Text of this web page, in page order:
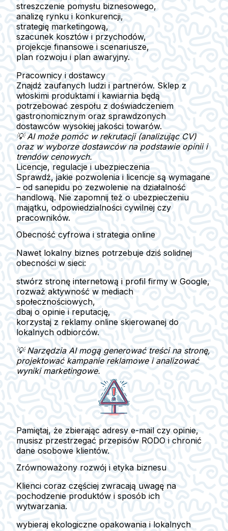
streszczenie pomysłu biznesowego,
analizę rynku i konkurencji,
strategię marketingową,
szacunek kosztów i przychodów,
projekcje finansowe i scenariusze,
plan rozwoju i plan awaryjny.
Pracownicy i dostawcy
Znajdź zaufanych ludzi i partnerów. Sklep z
włoskimi produktami i kawiarnia będą
potrzebować zespołu z doświadczeniem
gastronomicznym oraz sprawdzonych
dostawców wysokiej jakości towarów.
💡 AI może pomóc w rekrutacji (analizując CV)
oraz w wyborze dostawców na podstawie opinii i
trendów cenowych.
Licencje, regulacje i ubezpieczenia
Sprawdź, jakie pozwolenia i licencje są wymagane
– od sanepidu po zezwolenie na działalność
handlową. Nie zapomnij też o ubezpieczeniu
majątku, odpowiedzialności cywilnej czy
pracowników.
Obecność cyfrowa i strategia online
Nawet lokalny biznes potrzebuje dziś solidnej
obecności w sieci:
stwórz stronę internetową i profil firmy w Google,
rozważ aktywność w mediach
społecznościowych,
dbaj o opinie i reputację,
korzystaj z reklamy online skierowanej do
lokalnych odbiorców.
💡 Narzędzia AI mogą generować treści na stronę,
projektować kampanie reklamowe i analizować
wyniki marketingowe.
Pamiętaj, że zbierając adresy e-mail czy opinie,
musisz przestrzegać przepisów RODO i chronić
dane osobowe klientów.
Zrównoważony rozwój i etyka biznesu
Klienci coraz częściej zwracają uwagę na
pochodzenie produktów i sposób ich
wytwarzania.
wybieraj ekologiczne opakowania i lokalnych